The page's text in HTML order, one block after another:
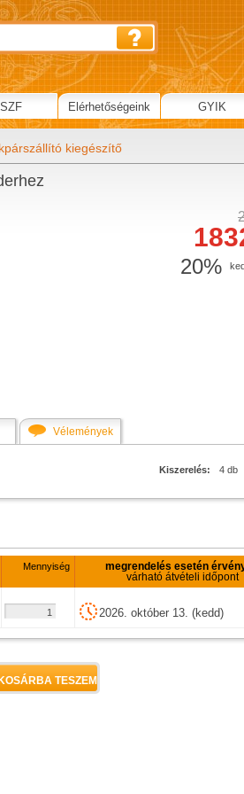
kiegészítő
20%
Vélemények
Kiszerelés: 4 db
Mennyiség
megrendelés esetén
várható átvételi időpont
2026. október 13. (kedd)
Elérhetőségeink GYIK